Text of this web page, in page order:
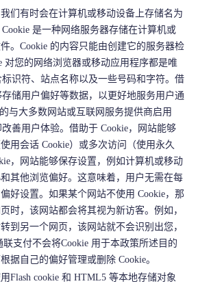
们有时会在计算机或移动设备上存储名为
是一种网络服务器存储在计算机或
。Cookie 的内容只能由创建它的服务器检
对您的网络浏览器或移动应用程序都是唯
标识符、站点名称以及一些号码和字符。借
储用户偏好等数据，以更好地服务用户通
与大多数网站或互联网服务提供商启用
善用户体验。借助于 Cookie，网站能够
用会话 Cookie）或多次访问（使用永久
，网站能够保存设置，例如计算机或移动
其他浏览偏好。这意味着，用户无需在每
好设置。如果某个网站不使用 Cookie，那
时，该网站都会将其视为新访客。例如，
到另一个网页，该网站就不会识别出您，
支付不会将Cookie 用于本政策所述目的
据自己的偏好管理或删除 Cookie。
Flash cookie 和 HTML5 等本地存储对象